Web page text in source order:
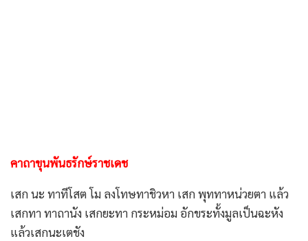
คาถาขุนพันธรักษ์ราชเดช
เสก นะ ทาทีโสต โม ลงโทษทาชิวหา เสก พุททาหน่วยตา แล้ว
เสกทา ทาถานัง เสกยะทา กระหม่อม อักขระทั้งมูลเป็นฉะหัง
แล้วเสกนะเตชัง